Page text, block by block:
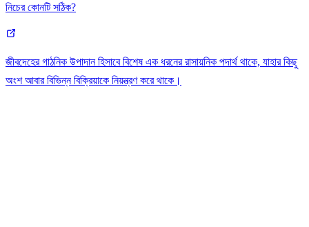
নিচের কোনটি সঠিক?
জীবদেহের গাঠনিক উপাদান হিসাবে বিশেষ এক ধরনের রাসায়নিক পদার্থ থাকে, যাহার কিছু
অংশ আবার বিভিন্ন বিক্রিয়াকে নিয়ন্ত্রণ করে থাকে।